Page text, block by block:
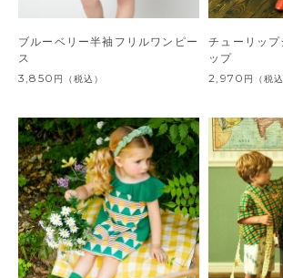
ブルーベリー半袖フリルワンピー
ス
3,850 円 （税込）
チューリッ
ップ
2,970 円 （税込